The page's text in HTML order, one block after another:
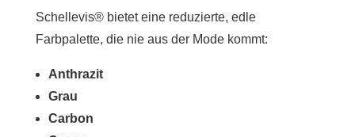
Schellevis® bietet eine reduzierte, edle
Farbpalette, die nie aus der Mode kommt:
Anthrazit
Grau
Carbon